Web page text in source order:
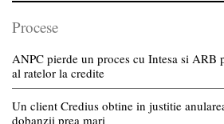
Procese
ANPC pierde un proces cu Intesa si
al ratelor la credite
Un client Credius obtine in justitie
dobanzii prea mari